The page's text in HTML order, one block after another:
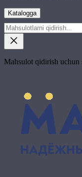
Katalogga
Mahsulot qidirish